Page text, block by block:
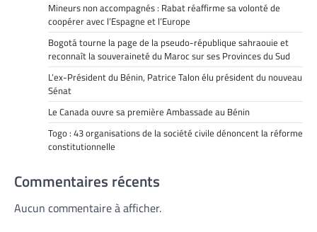
Mineurs non accompagnés : Rabat réaffirme sa volonté de
coopérer avec l’Espagne et l’Europe
Bogotá tourne la page de la pseudo-république sahraouie et
reconnaît la souveraineté du Maroc sur ses Provinces du Sud
L’ex-Président du Bénin, Patrice Talon élu président du nouveau
Sénat
Le Canada ouvre sa première Ambassade au Bénin
Togo : 43 organisations de la société civile dénoncent la réforme
constitutionnelle
Commentaires récents
Aucun commentaire à afficher.